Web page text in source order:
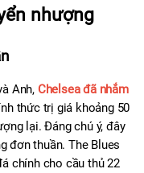
nhượng
Anh, Chelsea đã nhắm
thức trị giá khoảng 50
lại. Đáng chú ý, đây
đơn thuần. The Blues
chính cho cầu thủ 22